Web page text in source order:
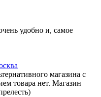
удобно и, самое
магазина с
товара нет. Магазин